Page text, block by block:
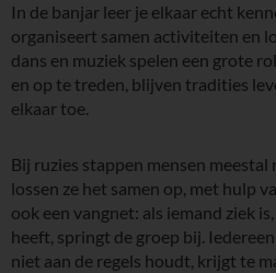
In de banjar leer je elkaar echt
organiseert samen activiteiten en
dans en muziek spelen een grote
en op te treden, blijven tradities
elkaar toe.
Bij ruzies stappen mensen
lossen ze het samen op, met hulp
ook een vangnet: als iemand ziek
heeft, springt de groep bij.
niet aan de regels houdt, krijgt te